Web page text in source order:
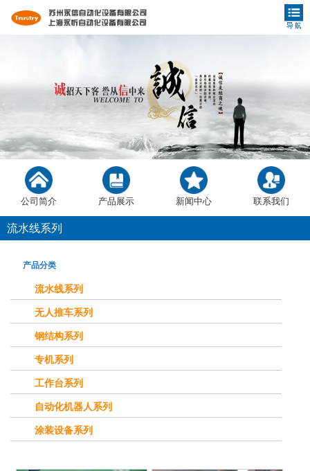
公司简介 产品展示 新闻中心 联系我们
流水线系列
产品分类
流水线系列
无人推车系列
钢结构系列
专机系列
工作台系列
自动化机器人系列
涂装设备系列